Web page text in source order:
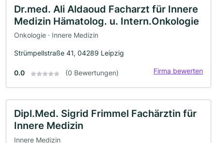
Dr.med. Ali Aldaoud Facharzt für Innere
Medizin Hämatolog. u. Intern.Onkologie
Onkologie · Innere Medizin
Strümpellstraße 41, 04289 Leipzig
0.0 (0 Bewertungen) Firma bewerten
Dipl.Med. Sigrid Frimmel Fachärztin für
Innere Medizin
Innere Medizin